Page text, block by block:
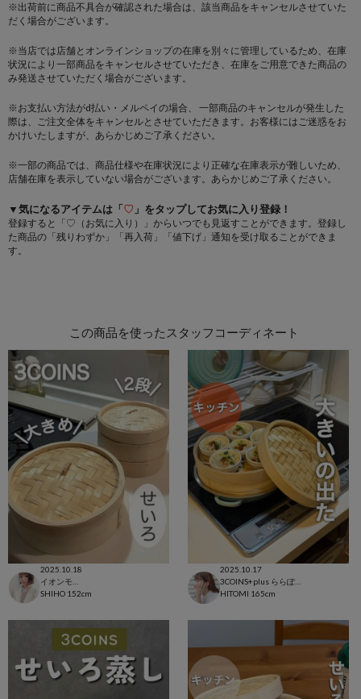
※出荷前に商品不具合が確認された場合は、該当商品をキャンセルさせていた
だく場合がございます。
※当店では店舗とオンラインショップの在庫を別々に管理しているため、在庫
状況により一部商品をキャンセルさせていただき、在庫をご用意できた商品の
み発送させていただく場合がございます。
※お支払い方法がd払い・メルペイの場合、 一部商品のキャンセルが発生した
際は、ご注文全体をキャンセルとさせていただきます。お客様にはご迷惑をお
かけいたしますが、あらかじめご了承ください。
※一部の商品では、商品仕様や在庫状況により正確な在庫表示が難しいため、
店舗在庫を表示していない場合がございます。あらかじめご了承ください。
▼気になるアイテムは「♡ 」をタップしてお気に入り登録！
登録すると「♡（お気に入り）」からいつでも見返すことができます。登録し
た商品の「残りわずか」「再入荷」「値下げ」通知を受け取ることができま
す。
この商品を使ったスタッフコーディネート
2025.10.18
SHIHO 152cm
2025.10.17
3COINS+plus ららぽーと和泉店
HITOMI 165cm